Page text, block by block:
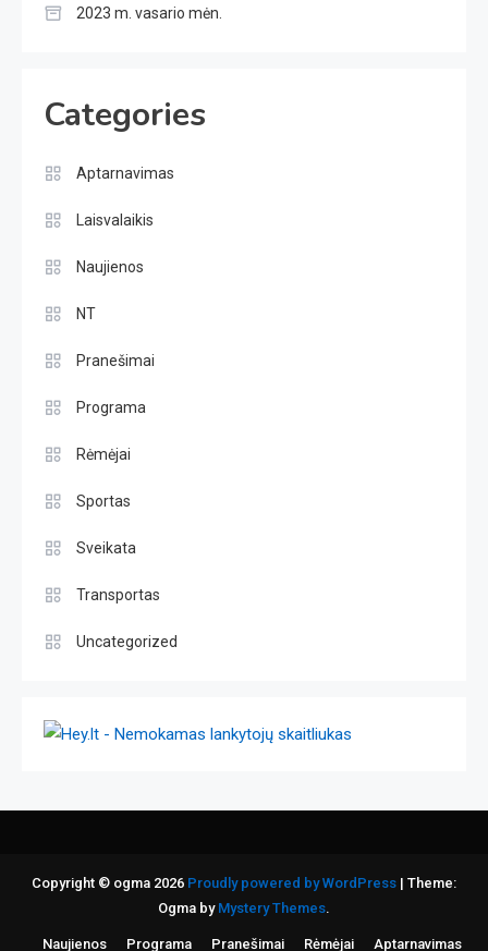
2023 m. vasario mėn.
Categories
Aptarnavimas
Laisvalaikis
Naujienos
NT
Pranešimai
Programa
Rėmėjai
Sportas
Sveikata
Transportas
Uncategorized
Copyright © ogma 2026 Proudly powered by WordPress | Theme:
Ogma by Mystery Themes.
Naujienos Programa Pranešimai Rėmėjai Aptarnavimas